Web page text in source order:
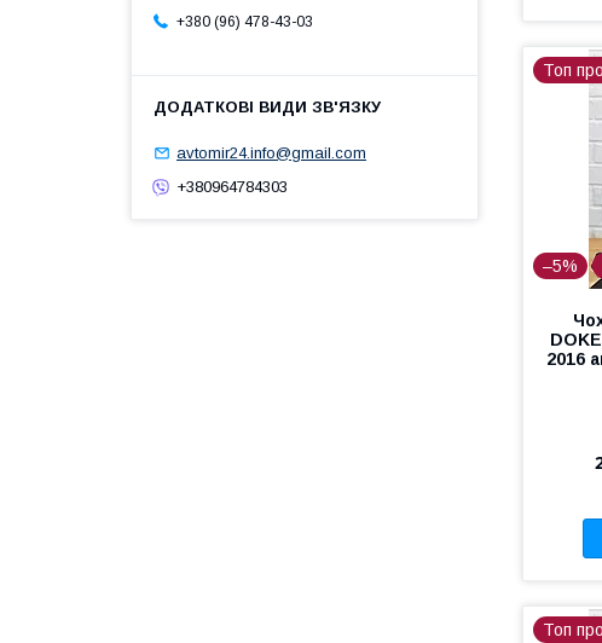
Топ
–5%
2016
Топ
+380 (96) 478-43-03
avtomir24.info@gmail.com
+380964784303